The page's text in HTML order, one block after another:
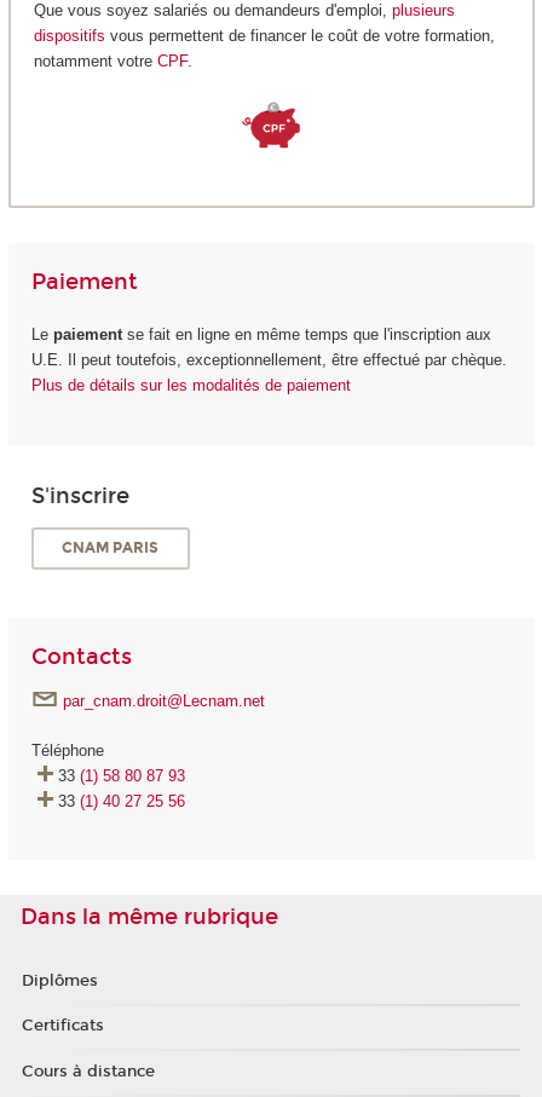
Que vous soyez salariés ou demandeurs d'emploi, plusieurs
dispositifs vous permettent de financer le coût de votre formation,
notamment votre CPF.
Paiement
Le paiementse fait en ligne en même temps que l'inscription aux
U.E. Il peut toutefois, exceptionnellement, être effectué par chèque.
Plus de détails sur les modalités de paiement
S'inscrire
CNAM PARIS
Contacts
par_cnam.droit@Lecnam.net
Téléphone
33 (1) 58 80 87 93
33 (1) 40 27 25 56
Dans la même rubrique
Diplômes
Certificats
Cours à distance